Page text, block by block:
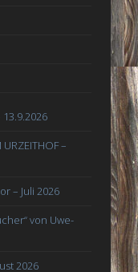
URZEITHOF –
– Juli 2026
von Uwe-
2026